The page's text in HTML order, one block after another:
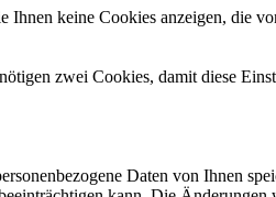
keine Cookies anzeigen, die
zwei Cookies, damit diese
Daten von Ihnen